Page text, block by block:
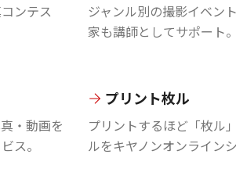
ンテス
ジャンル別の撮影イベン
家も講師としてサポート。
・動画を
ス。
プリント枚ル
プリントするほど「枚ル
ルをキヤノンオンライン